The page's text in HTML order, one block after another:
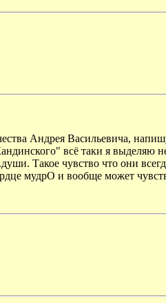
Андрея Васильевича,
всё таки я выделяю
Такое чувство что они
мудрО и вообще может